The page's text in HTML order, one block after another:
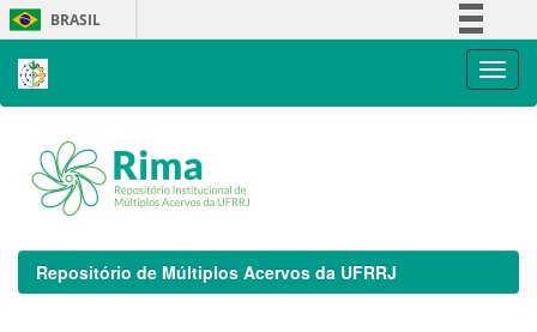
Skip
navigation
BRASIL
Repositório de Múltiplos Acervos da UFRRJ